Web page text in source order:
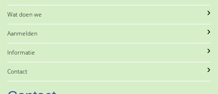
Wat doen we
Aanmelden
Informatie
Contact